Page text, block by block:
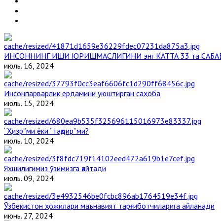
ИНСОННИНГ ИШИ ЮРИШМАСЛИГИНИ энг КАТТА 33 та
июль. 16, 2024
Инсонпарварлик ёрдамини уюштирган саҳоба
июль. 15, 2024
“Ҳизр”ми ёки “тақдир”ми?
июль. 10, 2024
Яхшилигимиз ўзимизга қайтади
июль. 09, 2024
Ўзбекистон ҳожилари маънавият тарғиботчиларига айланади
июнь. 27, 2024